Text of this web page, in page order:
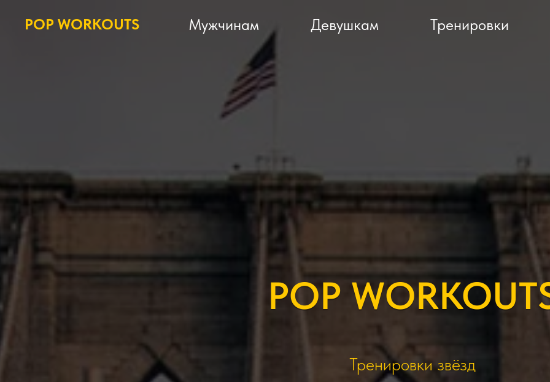
POP
Тренировки звёзд
POP WORKOUTS Мужчинам Девушкам Тренировки